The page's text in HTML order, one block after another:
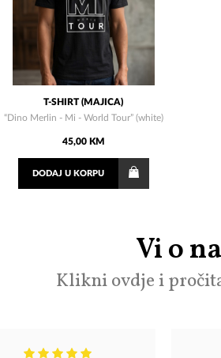
T-SHIRT (MAJICA)
“Dino Merlin - Mi - World Tour” (white)
45,00 KM
DODAJU KORPU
Vi o
Klikni ovdje i